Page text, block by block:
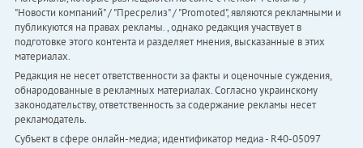
"Новости компаний" / "Пресрелиз" / "Promoted", являются рекламными и
публикуются на правах рекламы. , однако редакция участвует в
подготовке этого контента и разделяет мнения, высказанные в этих
материалах.
Редакция не несет ответственности за факты и оценочные суждения,
обнародованные в рекламных материалах. Согласно украинскому
законодательству, ответственность за содержание рекламы несет
рекламодатель.
Субъект в сфере онлайн-медиа; идентификатор медиа - R40-05097